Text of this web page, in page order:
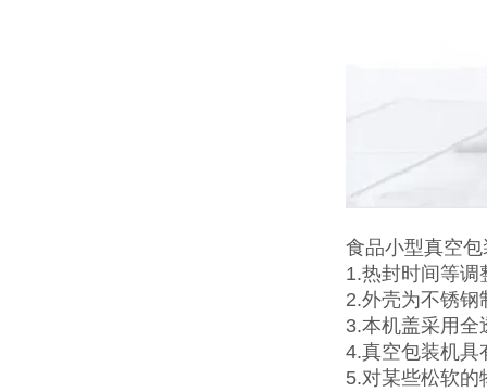
食品小型真空包
1.热封时间等调
2.外壳为不锈钢
3.本机盖采用全
4.真空包装机具
5.对某些松软的